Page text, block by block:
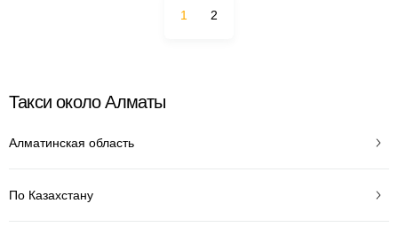
1 2
Такси около Алматы
Алматинская область
По Казахстану